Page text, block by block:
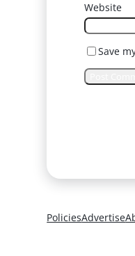
Website
Save
PoliciesAdvertise